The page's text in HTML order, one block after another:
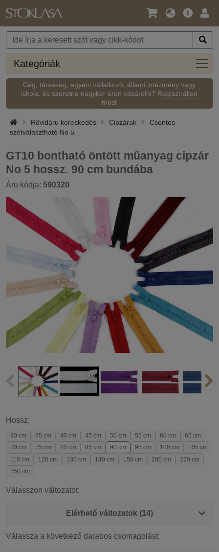
Nyelv
Pénznem
Fő
Kategóriák
Cég, társaság, egyéni vállalkozó, állami intézmény vagy
iskola, és szeretne nagyker áron vásárolni? Regisztráljon
most
Rövidáru kereskedés Cipzárak
Csontos
szétválasztható No 5
GT10 bontható öntött műanyag cipzár
No 5 hossz. 90 cm bundába
Áru kódja: 590320
Hossz:
30 cm 35 cm 40 cm 45 cm 50 cm 55 cm 60 cm
65 cm
70 cm
75 cm 80 cm 85 cm 90 cm 95 cm 100 cm
105 cm
110 cm
120 cm 130 cm 140 cm 150 cm 200 cm
220 cm
250 cm
Válasszon változatot:
Elérhető változatok (14)
Válassza a következő darabos csomagolást: